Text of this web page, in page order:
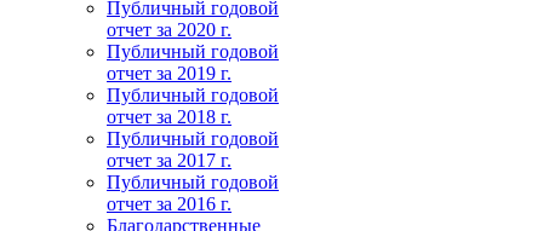
Публичный годовой
отчет за 2020 г.
Публичный годовой
отчет за 2019 г.
Публичный годовой
отчет за 2018 г.
Публичный годовой
отчет за 2017 г.
Публичный годовой
отчет за 2016 г.
Благодарственные